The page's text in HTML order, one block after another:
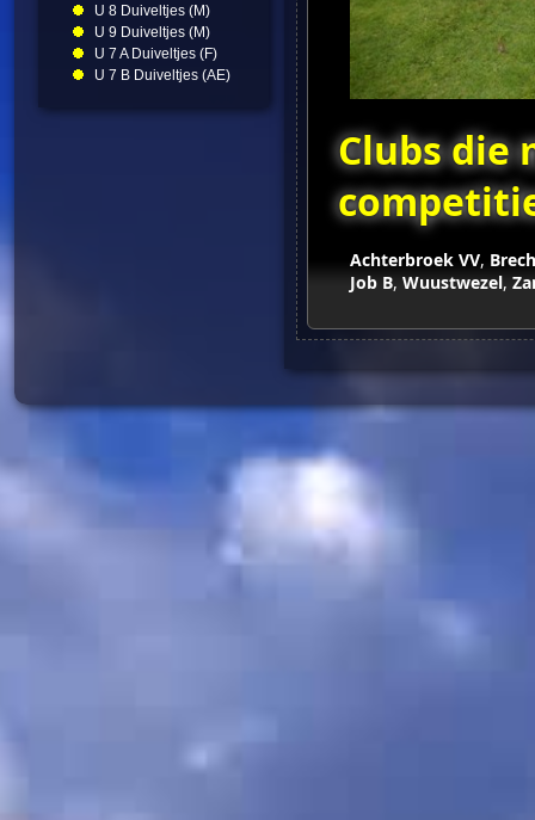
U 8 Duiveltjes (M)
U 9 Duiveltjes (M)
U 7 A Duiveltjes (F)
U 7 B Duiveltjes (AE)
Clubs die
Achterbroek VV,
Job B, Wuustwezel,